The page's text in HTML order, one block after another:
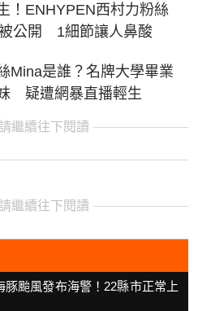
！ENHYPEN西村力粉絲
公開 1細節讓人鼻酸
Mina是誰？名牌大學畢業
疑遭網暴直播輕生
繼續往下閱讀
繼續往下閱讀
颱風發布海警！22縣市正常上